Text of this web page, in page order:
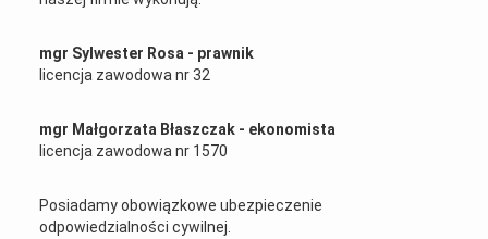
mgr Sylwester Rosa - prawnik
licencja zawodowa nr 32
mgr Małgorzata Błaszczak - ekonomista
licencja zawodowa nr 1570
Posiadamy obowiązkowe ubezpieczenie
odpowiedzialności cywilnej.